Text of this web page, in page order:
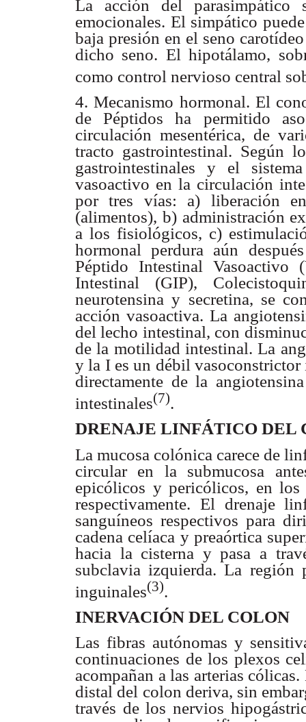
La acción del parasimpático
emocionales. El simpático
baja presión en el seno
dicho seno. El hipotálamo,
como control nervioso central
4. Mecanismo hormonal. El
de Péptidos ha permitido
circulación mesentérica, de
tracto gastrointestinal. Según
gastrointestinales y el
vasoactivo en la circulación
por tres vías: a) liberación
(alimentos), b) administración
a los fisiológicos, c)
hormonal perdura aún
Péptido Intestinal Vasoactivo
Intestinal (GIP),
neurotensina y secretina, se
acción vasoactiva. La
del lecho intestinal, con
de la motilidad intestinal. La
y la I es un débil
directamente de la
intestinales(7).
DRENAJE LINFÁTICO DEL
La mucosa colónica carece de
circular en la submucosa
epicólicos y pericólicos, en
respectivamente. El drenaje
sanguíneos respectivos para
cadena celíaca y preaórtica
hacia la cisterna y pasa a
subclavia izquierda. La región
inguinales(3).
INERVACIÓN DEL COLON
Las fibras autónomas y
continuaciones de los plexos
acompañan a las arterias
distal del colon deriva, sin
través de los nervios